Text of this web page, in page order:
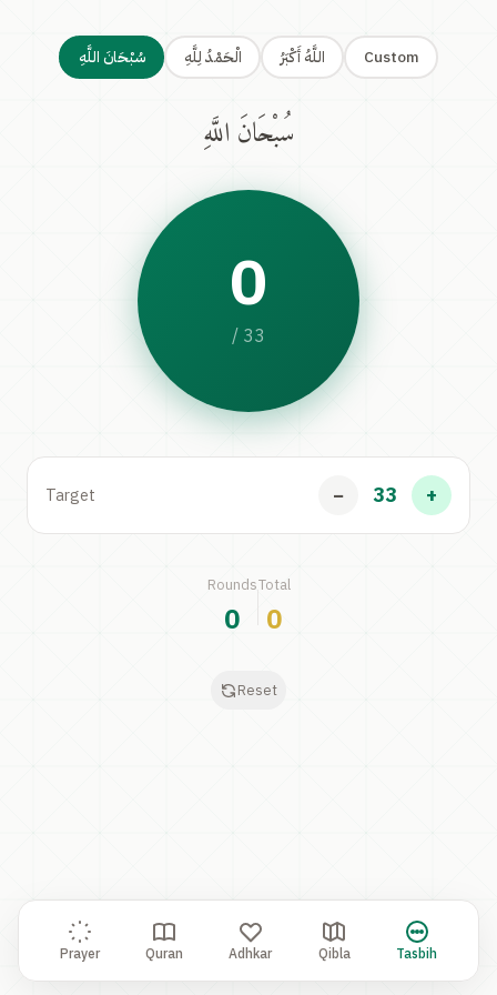
سُبْحَانَ اللَّهِ الْحَمْدُ لِلَّهِ اللَّهُ أَكْبَرُ Custom
سُبْحَانَ اللَّهِ
0
/ 33
Target − 33 +
Rounds
0
Total
0
Reset
Prayer Quran Adhkar Qibla Tasbih